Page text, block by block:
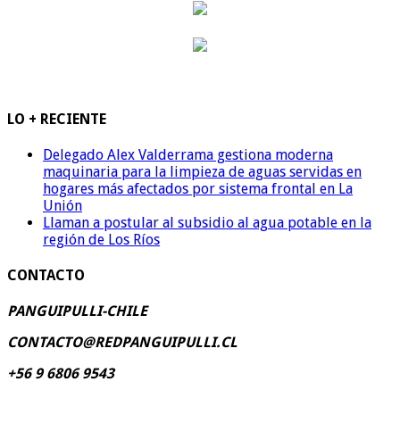
LO + RECIENTE
Delegado Alex Valderrama gestiona moderna
maquinaria para la limpieza de aguas servidas en
hogares más afectados por sistema frontal en La
Unión
Llaman a postular al subsidio al agua potable en la
región de Los Ríos
CONTACTO
PANGUIPULLI-CHILE
CONTACTO@REDPANGUIPULLI.CL
+56 9 6806 9543